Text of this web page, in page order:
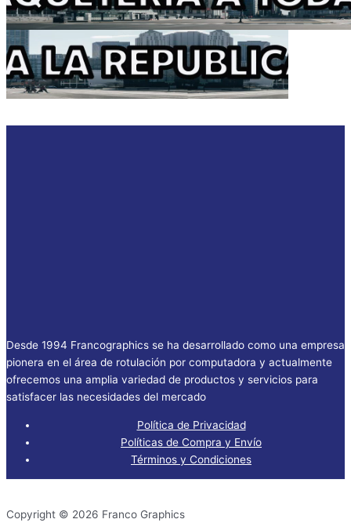
Desde 1994 Francographics se ha desarrollado como una empresa
pionera en el área de rotulación por computadora y actualmente
ofrecemos una amplia variedad de productos y servicios para
satisfacer las necesidades del mercado
Política de Privacidad
Políticas de Compra y Envío
Términos y Condiciones
Copyright © 2026 Franco Graphics